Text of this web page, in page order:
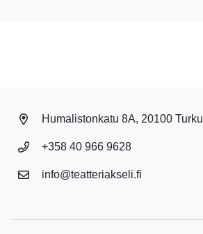
Humalistonkatu 8A, 20100 Turku
+358 40 966 9628
info@teatteriakseli.fi